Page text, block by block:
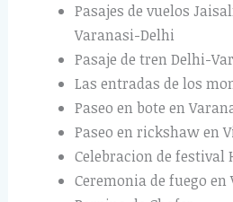
Pasajes de vuelos
Varanasi-Delhi
Pasaje de tren Delhi-
Las entradas de los
Paseo en bote en
Paseo en rickshaw en
Celebracion de festival
Ceremonia de fuego en